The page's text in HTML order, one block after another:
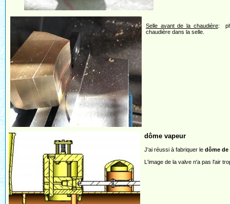
Selle avant de la chaudière:
chaudière dans la selle.
dôme vapeur
J'ai réussi à fabriquer le dôme de
L'image de la valve n'a pas l'air